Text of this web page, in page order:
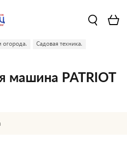
огорода.
Садовая техника.
машина PATRIOT